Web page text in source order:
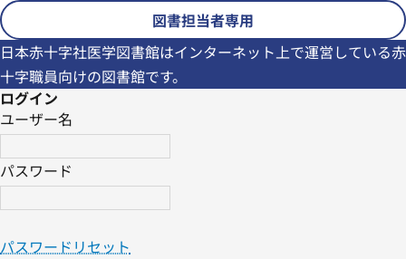
図書担当者専用
日本赤十字社医学図書館はインターネット上で運営している赤
十字職員向けの図書館です。
ログイン
ユーザー名
パスワード
パスワードリセット